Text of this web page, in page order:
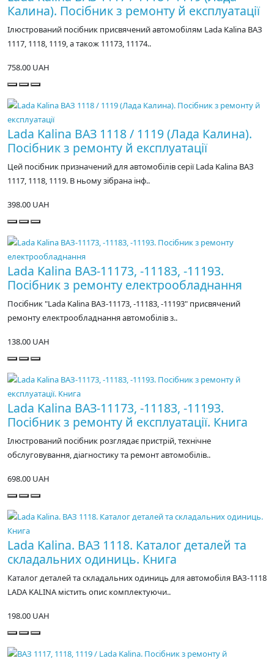
Калина). Посібник з ремонту й експлуатації
Ілюстрований посібник присвячений автомобілям Lada Kalina ВАЗ
1117, 1118, 1119, а також 11173, 11174..
758.00 UAH
Lada Kalina ВАЗ 1118 / 1119 (Лада Калина).
Посібник з ремонту й експлуатації
Цей посібник призначений для автомобілів серії Lada Kalina ВАЗ
1117, 1118, 1119. В ньому зібрана інф..
398.00 UAH
Lada Kalina ВАЗ-11173, -11183, -11193.
Посібник з ремонту електрообладнання
Посібник "Lada Kalina ВАЗ-11173, -11183, -11193" присвячений
ремонту електрообладнання автомобілів з..
138.00 UAH
Lada Kalina ВАЗ-11173, -11183, -11193.
Посібник з ремонту й експлуатації. Книга
Ілюстрований посібник розглядає пристрій, технічне
обслуговування, діагностику та ремонт автомобілів..
698.00 UAH
Lada Kalina. ВАЗ 1118. Каталог деталей та
складальних одиниць. Книга
Каталог деталей та складальних одиниць для автомобіля ВАЗ-1118
LADA KALINA містить опис комплектуючи..
198.00 UAH